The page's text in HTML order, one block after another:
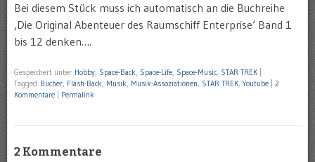
Bei diesem Stück muss ich automatisch an die Buchreihe
‚Die Original Abenteuer des Raumschiff Enterprise‘ Band 1
bis 12 denken….
Gespeichert unter Hobby, Space-Back, Space-Life, Space-Music, STAR TREK
Tagged Bücher, Flash-Back, Musik, Musik-Assoziationen, STAR TREK,Youtube
2
Kommentare
Permalink
2 Kommentare